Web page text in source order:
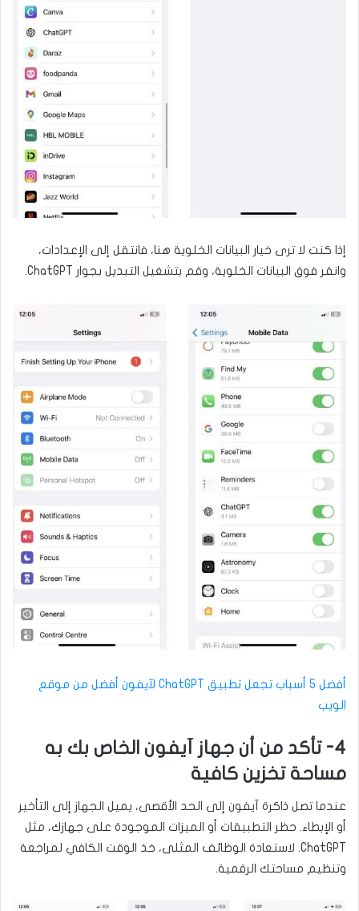
إذا كنت لا ترى خيار البيانات الخلوية هنا، فانتقل إلى الإعدادات،
وانقر فوق البيانات الخلوية، وقم بتشغيل التبديل بجوار ChatGPT.
أفضل 5 أسباب تجعل تطبيق ChatGPT لآيفون أفضل من موقع
الويب
4- تأكد من أن جهاز آيفون الخاص بك به
مساحة تخزين كافية
عندما تصل ذاكرة آيفون إلى الحد الأقصى، يميل الجهاز إلى التأخير
أو الإبطاء. حظر التطبيقات أو الميزات الموجودة على جهازك، مثل
ChatGPT. لاستعادة الوظائف المثلى، خذ الوقت الكافي لمراجعة
وتنظيم مساحتك الرقمية.